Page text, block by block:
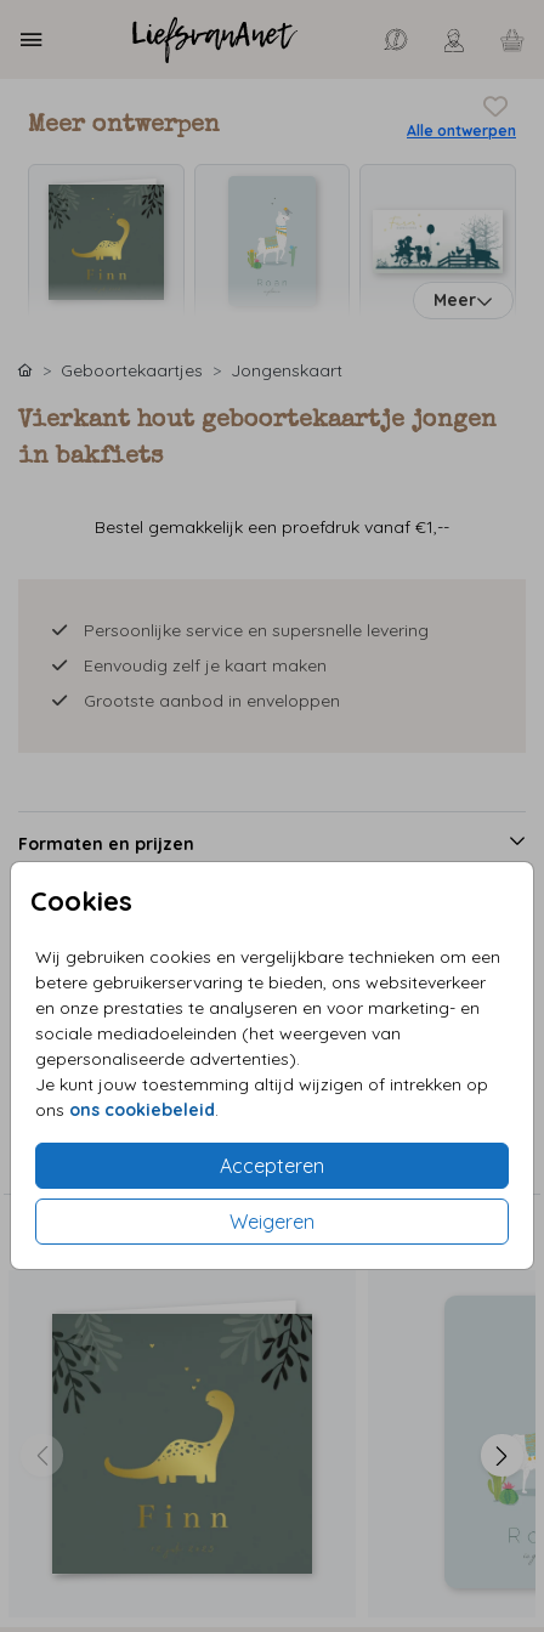
Cookies
Wij gebruiken cookies en vergelijkbare technieken om een
betere gebruikerservaring te bieden, ons websiteverkeer
en onze prestaties te analyseren en voor marketing- en
sociale mediadoeleinden (het weergeven van
gepersonaliseerde advertenties).
Je kunt jouw toestemming altijd wijzigen of intrekken op
ons ons cookiebeleid
Accepteren
Weigeren
Meer ontwerpen Alle ontwerpen
Meer
Geboortekaartjes Jongenskaart
Vierkant hout geboortekaartje jongen
in bakfiets
Bestel gemakkelijk een proefdruk vanaf €1,--
Persoonlijke service en supersnelle levering
Eenvoudig zelf je kaart maken
Grootste aanbod in enveloppen
Formaten en prijzen
Omschrijving
Vierkant hout geboortekaartje jongen in bakfiets
Collectie
Deze zijn ook leuk!